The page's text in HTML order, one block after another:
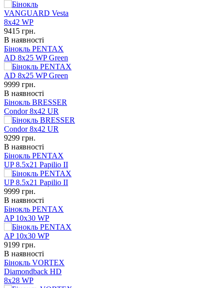
9415 грн.
В наявності
Бінокль PENTAX
AD 8x25 WP Green
9999 грн.
В наявності
Бінокль BRESSER
Condor 8x42 UR
9299 грн.
В наявності
Бінокль PENTAX
UP 8.5x21 Papilio II
9999 грн.
В наявності
Бінокль PENTAX
AP 10x30 WP
9199 грн.
В наявності
Бінокль VORTEX
Diamondback HD
8x28 WP